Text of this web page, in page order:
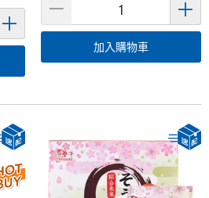
加入購物車